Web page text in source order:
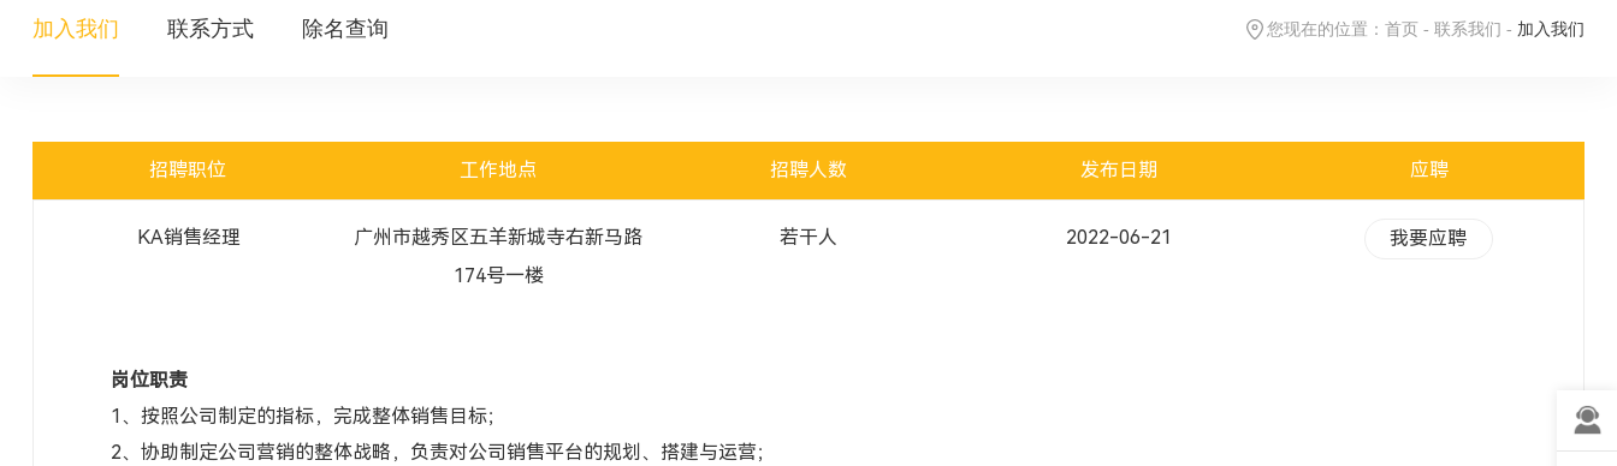
您现在的位置：首页 -联系我们 - 加入我们
加入我们 联系方式 除名查询
招聘职位 工作地点 招聘人数 发布日期 应聘
KA销售经理
广州市越秀区五羊新城寺右新马路
174号一楼
若干人 2022-06-21 我要应聘
岗位职责
1、按照公司制定的指标，完成整体销售目标；
2、协助制定公司营销的整体战略，负责对公司销售平台的规划、搭建与运营；